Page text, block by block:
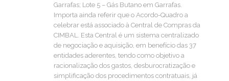
Garrafas; Lote 5 – Gás Butano em Garrafas.
Importa ainda referir que o Acordo-Quadro a
celebrar está associado à Central de Compras da
CIMBAL. Esta Central é um sistema centralizado
de negociação e aquisição, em benefício das 37
entidades aderentes, tendo como objetivo a
racionalização dos gastos, desburocratização e
simplificação dos procedimentos contratuais, já